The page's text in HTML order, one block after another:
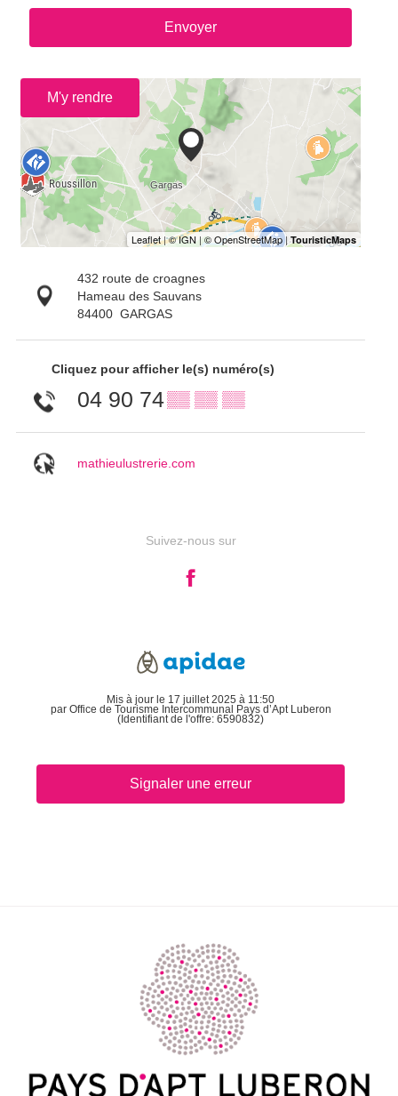
Envoyer
M'y rendre
432 route de croagnes
Hameau des Sauvans
84400 GARGAS
Cliquez pour afficher le(s) numéro(s)
04 90 74▒▒ ▒▒ ▒▒
mathieulustrerie.com
Suivez-nous sur
Mis à jour le 17 juillet 2025 à 11:50
par Office de Tourisme Intercommunal Pays d’Apt Luberon
(Identifiant de l'offre: 6590832)
Signaler une erreur